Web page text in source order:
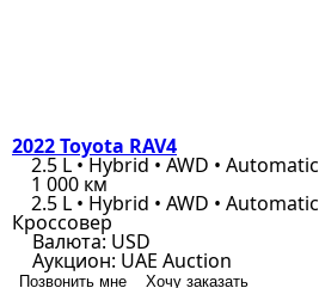
2022 Toyota RAV4
2.5 L • Hybrid • AWD • Automatic
1 000 км
2.5 L • Hybrid • AWD • Automatic
Кроссовер
Валюта: USD
Аукцион: UAE Auction
Позвонить мне Хочу заказать